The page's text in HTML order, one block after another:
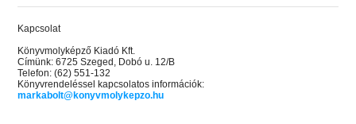
Kapcsolat
Könyvmolyképző Kiadó Kft.
Címünk: 6725 Szeged, Dobó u. 12/B
Telefon: (62) 551-132
Könyvrendeléssel kapcsolatos információk:
markabolt@konyvmolykepzo.hu